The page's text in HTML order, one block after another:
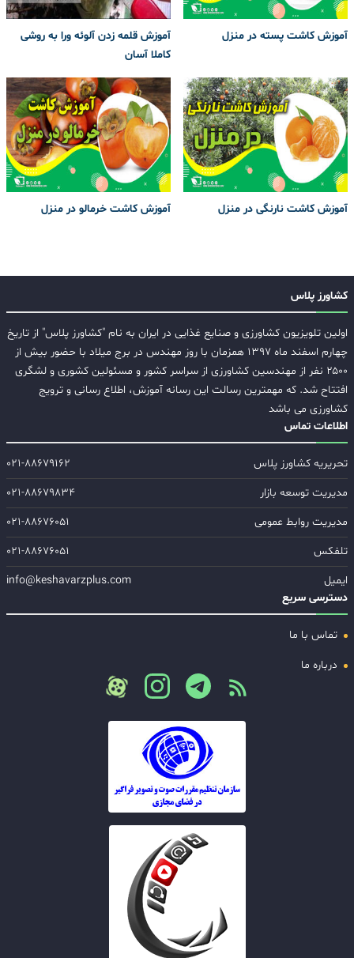
آموزش کاشت پسته در منزل
آموزش قلمه زدن آلوئه ورا به روشی
کاملا آسان
آموزش کاشت نارنگی در منزل آموزش کاشت خرمالو در منزل
کشاورز پلاس
اولین تلویزیون کشاورزی و صنایع غذایی در ایران به نام "کشاورز پلاس" از تاریخ
چهارم اسفند ماه ۱۳۹۷ همزمان با روز مهندس در برج میلاد با حضور بیش از
۲۵۰۰ نفر از مهندسین کشاورزی از سراسر کشور و مسئولین کشوری و لشگری
افتتاح شد. که مهمترین رسالت این رسانه آموزش، اطلاع رسانی و ترویج
کشاورزی می باشد
اطلاعات تماس
تحریریه کشاورز پلاس
۰۲۱-۸۸۶۷۹۱۶۲
مدیریت توسعه بازار
۰۲۱-۸۸۶۷۹۸۳۴
مدیریت روابط عمومی
۰۲۱-۸۸۶۷۶۰۵۱
تلفکس
۰۲۱-۸۸۶۷۶۰۵۱
ایمیل
info@keshavarzplus.com
دسترسی سریع
تماس با ما
درباره ما